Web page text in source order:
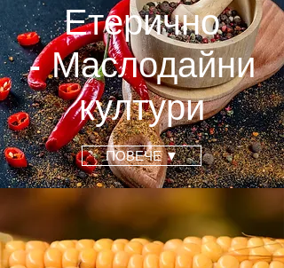
Етерично
-Маслодайни
култури
ПОВЕЧЕ ▼